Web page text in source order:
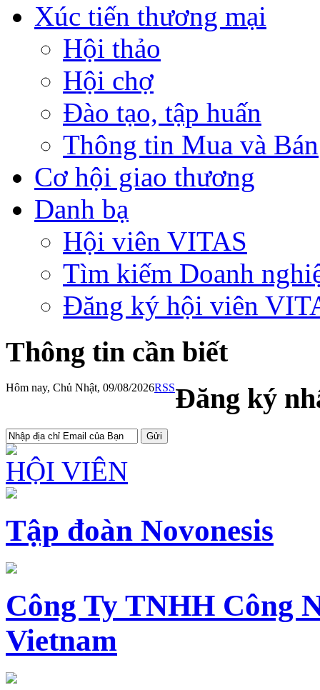
Xúc tiến thương mại
Hội thảo
Hội chợ
Đào tạo, tập huấn
Thông tin Mua và Bán
Cơ hội giao thương
Danh bạ
Hội viên VITAS
Tìm kiếm Doanh
Đăng ký hội viên
Thông tin cần biết
Hôm nay, Chủ Nhật, 09/08/2026RSSĐăng ký
HỘI VIÊN
Tập đoàn Novonesis
Công Ty TNHH Công
Vietnam